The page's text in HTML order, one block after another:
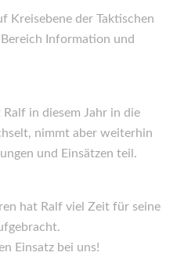
Kreisebene der Taktischen
Information und
in diesem Jahr in die
nimmt aber weiterhin
und Einsätzen teil.
hat Ralf viel Zeit für seine
Einsatz bei uns!